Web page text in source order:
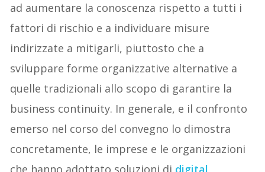
ad aumentare la conoscenza rispetto a tutti i
fattori di rischio e a individuare misure
indirizzate a mitigarli, piuttosto che a
sviluppare forme organizzative alternative a
quelle tradizionali allo scopo di garantire la
business continuity. In generale, e il confronto
emerso nel corso del convegno lo dimostra
concretamente, le imprese e le organizzazioni
che hanno adottato soluzioni di digital